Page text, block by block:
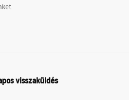
visszaküldés